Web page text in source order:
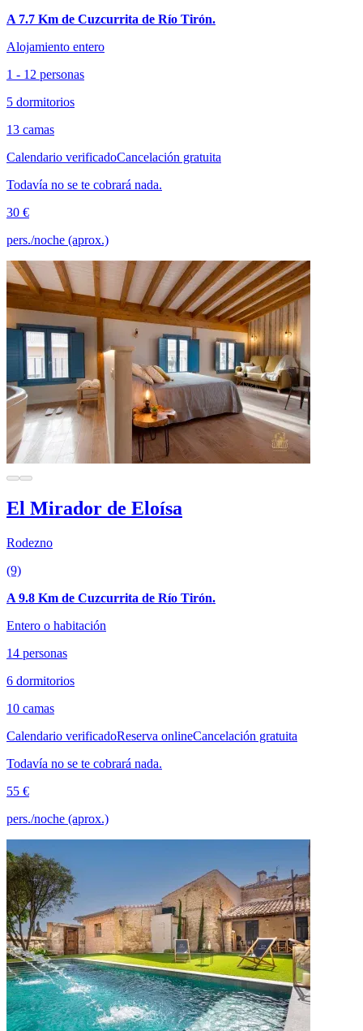
A 7.7 Km de Cuzcurrita de Río Tirón.
Alojamiento entero
1 - 12 personas
5 dormitorios
13 camas
Calendario verificadoCancelación gratuita
Todavía no se te cobrará nada.
30 €
pers./noche (aprox.)
El Mirador de Eloísa
Rodezno
(9)
A 9.8 Km de Cuzcurrita de Río Tirón.
Entero o habitación
14 personas
6 dormitorios
10 camas
Calendario verificadoReserva onlineCancelación gratuita
Todavía no se te cobrará nada.
55 €
pers./noche (aprox.)